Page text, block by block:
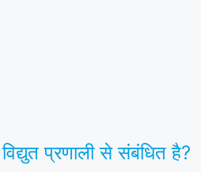
प्रणाली से संबंधित है?